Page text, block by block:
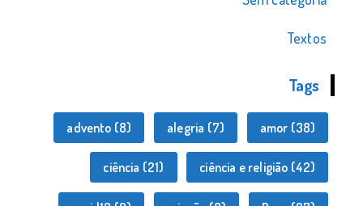
Textos
Tags
advento (8) alegria (7) amor (38)
ciência (21) ciência e religião (42)